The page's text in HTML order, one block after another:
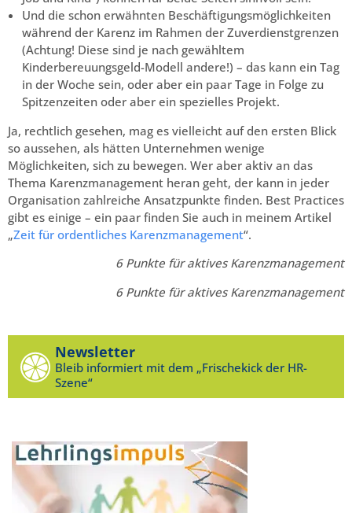
Und die schon erwähnten Beschäftigungsmöglichkeiten
während der Karenz im Rahmen der Zuverdienstgrenzen
(Achtung! Diese sind je nach gewähltem
Kinderbereuungsgeld-Modell andere!) – das kann ein Tag
in der Woche sein, oder aber ein paar Tage in Folge zu
Spitzenzeiten oder aber ein spezielles Projekt.
Ja, rechtlich gesehen, mag es vielleicht auf den ersten Blick
so aussehen, als hätten Unternehmen wenige
Möglichkeiten, sich zu bewegen. Wer aber aktiv an das
Thema Karenzmanagement heran geht, der kann in jeder
Organisation zahlreiche Ansatzpunkte finden. Best Practices
gibt es einige – ein paar finden Sie auch in meinem Artikel
„Zeit für ordentliches Karenzmanagement“.
6 Punkte für aktives Karenzmanagement
6 Punkte für aktives Karenzmanagement
Newsletter
Bleib informiert mit dem „Frischekick der HR-
Szene“